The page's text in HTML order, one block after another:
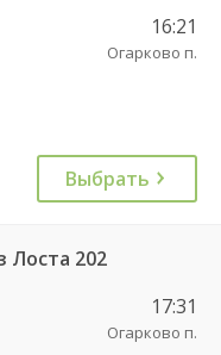
16:21
Огарково п.
Выбрать
Лоста 202
17:31
Огарково п.